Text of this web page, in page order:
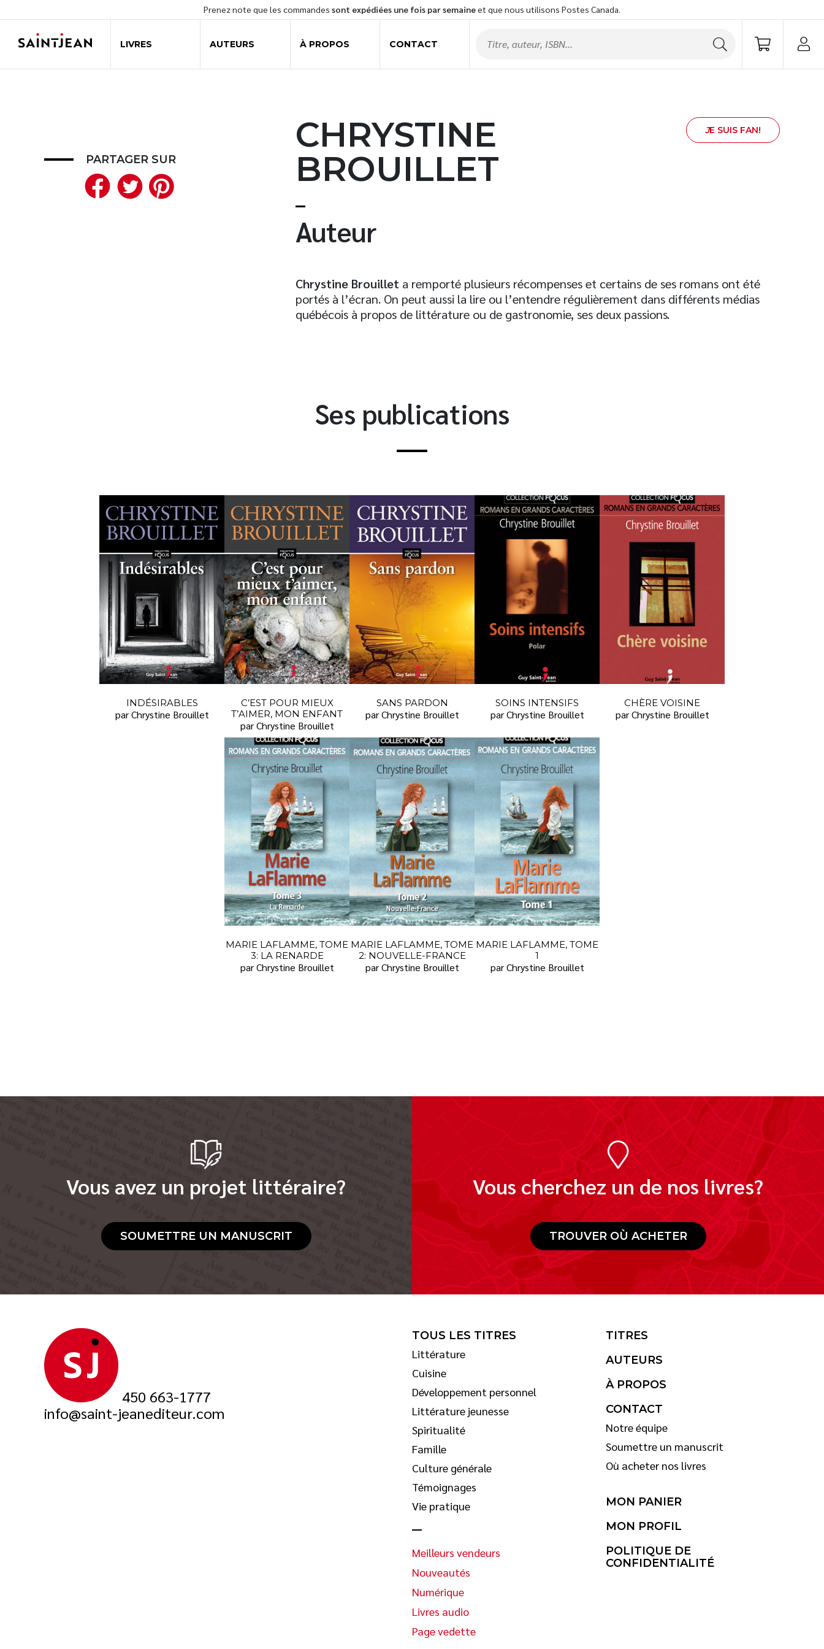
Prenez note que les commandes sont expédiées une fois par semaineet que nous utilisons Postes Canada.
LIVRES AUTEURS À PROPOS CONTACT
CHRYSTINE
BROUILLET
Auteur
JE SUIS FAN!
Chrystine Brouillet a remporté plusieurs récompenses et certains de ses romans ont été
portés à l’écran. On peut aussi la lire ou l’entendre régulièrement dans différents médias
québécois à propos de littérature ou de gastronomie, ses deux passions.
PARTAGER SUR
Facebook
Twitter
Ses publications
INDÉSIRABLES
par Chrystine Brouillet
C’EST POUR MIEUX
T’AIMER, MON ENFANT
par Chrystine Brouillet
SANS PARDON
par Chrystine Brouillet
SOINS INTENSIFS
par Chrystine Brouillet
CHÈRE VOISINE
par Chrystine Brouillet
MARIE LAFLAMME, TOME
3: LA RENARDE
par Chrystine Brouillet
MARIE LAFLAMME, TOME
2: NOUVELLE-FRANCE
par Chrystine Brouillet
MARIE LAFLAMME, TOME
1
par Chrystine Brouillet
Vous avez un projet littéraire?
SOUMETTRE UN MANUSCRIT
Vous cherchez un de nos livres?
TROUVER OÙ ACHETER
450 663-1777
info@saint-jeanediteur.com
TOUS LES TITRES
Littérature
Cuisine
Développement personnel
Littérature jeunesse
Spiritualité
Famille
Culture générale
Témoignages
Vie pratique
Meilleurs vendeurs
Nouveautés
Numérique
Livres audio
Page vedette
TITRES
AUTEURS
À PROPOS
CONTACT
Notre équipe
Soumettre un manuscrit
Où acheter nos livres
MON PANIER
MON PROFIL
POLITIQUE DE
CONFIDENTIALITÉ